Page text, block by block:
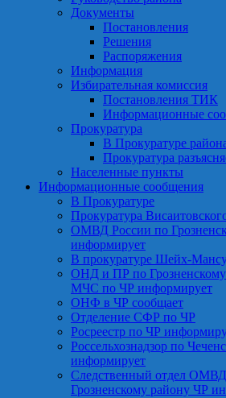
Документы
Постановления
Решения
Распоряжения
Информация
Избирательная комиссия
Постановления ТИК
Информационные
Прокуратура
В Прокуратуре
Прокуратура
Населенные пункты
Информационные сообщения
В Прокуратуре
Прокуратура
ОМВД России по
информирует
В прокуратуре Шейх-
ОНД и ПР по
МЧС по ЧР информирует
ОНФ в ЧР сообщает
Отделение СФР по ЧР
Росреестр по ЧР
Россельхознадзор по
информирует
Следственный отдел
Грозненскому району ЧР